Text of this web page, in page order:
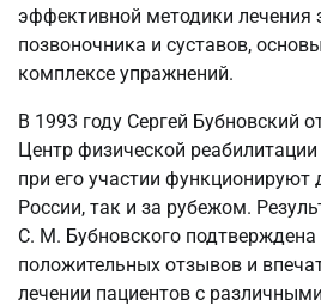
эффективной методики лечения
позвоночника и суставов,
комплексе упражнений.
В 1993 году Сергей Бубновский
Центр физической
при его участии функционируют
России, так и за рубежом.
С. М. Бубновского
положительных отзывов и
лечении пациентов с